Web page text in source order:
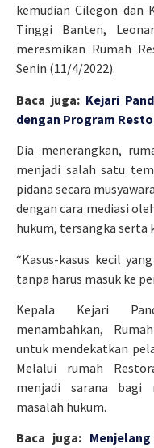
kemudian Cilegon dan
Tinggi Banten,
meresmikan Rumah
Senin (11/4/2022).
Baca juga: Kejari
dengan Program
Dia menerangkan,
menjadi salah satu
pidana secara
dengan cara mediasi
hukum, tersangka serta
“Kasus-kasus kecil
tanpa harus masuk ke
Kepala Kejari
menambahkan,
untuk mendekatkan
Melalui rumah
menjadi sarana bagi
masalah hukum.
Baca juga: